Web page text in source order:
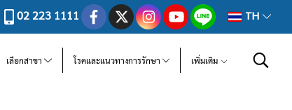
02 223 1111 TH
เลือกสาขา โรคและแนวทางการรักษา เพิ่มเติม